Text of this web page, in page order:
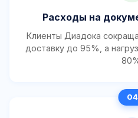
Расходы на
Клиенты Диадока
доставку до 95%, а